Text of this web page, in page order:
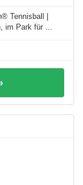
Tennisball |
im Park für ...